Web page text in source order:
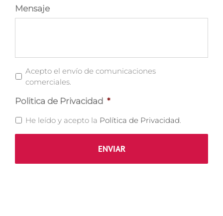
Mensaje
Comunicaciones
Comerciales
Acepto el envío de comunicaciones
comerciales.
Politica de Privacidad *
He leído y acepto la Política de Privacidad.